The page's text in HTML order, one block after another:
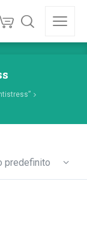
predefinito